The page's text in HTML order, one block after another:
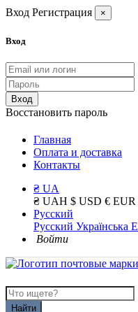
Вход Регистрация ×
Вход
Вход
Восстановить пароль
Главная
Оплата и доставка
Контакты
₴ UA
₴ UAH $ USD € EUR
Русский
Русский Українська
Войти
Найти